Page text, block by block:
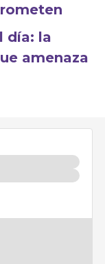
día: la
amenaza